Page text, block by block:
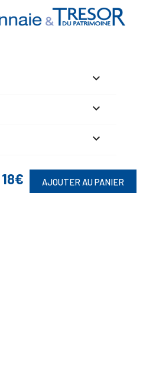
18€ AJOUTER AU PANIER


